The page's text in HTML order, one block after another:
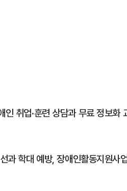
인 취업·훈련 상담과 무료 정보
과 학대 예방, 장애인활동지원